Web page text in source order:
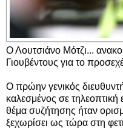
Ο Λουτσιάνο Μότζι...
Γιουβέντους για το
Ο πρώην γενικός
καλεσμένος σε
θέμα συζήτησης ήταν
ξεχωρίσει ως τώρα στη